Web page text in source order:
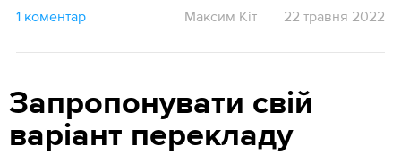
1 коментар Максим Кіт 22 травня 2022
Запропонувати свій
варіант перекладу